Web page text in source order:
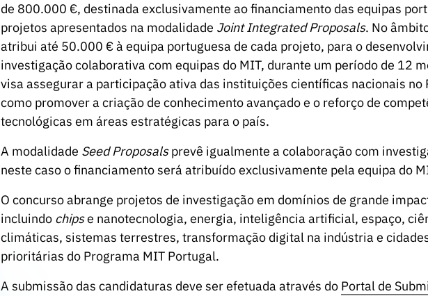
de 800.000 €, destinada exclusivamente ao financiamento das equipas
projetos apresentados na modalidade Joint Integrated Proposals. No
atribui até 50.000 € à equipa portuguesa de cada projeto, para o
investigação colaborativa com equipas do MIT, durante um período de 12
visa assegurar a participação ativa das instituições científicas nacionais no
como promover a criação de conhecimento avançado e o reforço de
tecnológicas em áreas estratégicas para o país.
A modalidade Seed Proposalsprevê igualmente a colaboração com
neste caso o financiamento será atribuído exclusivamente pela equipa do
O concurso abrange projetos de investigação em domínios de grande
incluindo chipse nanotecnologia, energia, inteligência artificial, espaço,
climáticas, sistemas terrestres, transformação digital na indústria e
prioritárias do Programa MIT Portugal.
A submissão das candidaturas deve ser efetuada através do Portal de